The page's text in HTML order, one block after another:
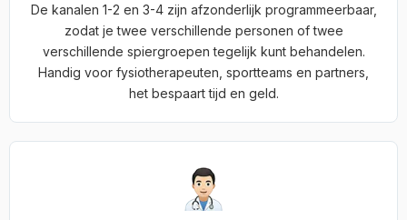
De kanalen 1-2 en 3-4 zijn afzonderlijk programmeerbaar,
zodat je twee verschillende personen of twee
verschillende spiergroepen tegelijk kunt behandelen.
Handig voor fysiotherapeuten, sportteams en partners,
het bespaart tijd en geld.